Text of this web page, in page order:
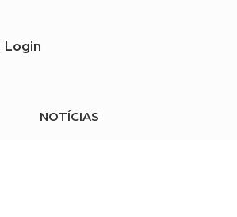
Login
NOTÍCIAS